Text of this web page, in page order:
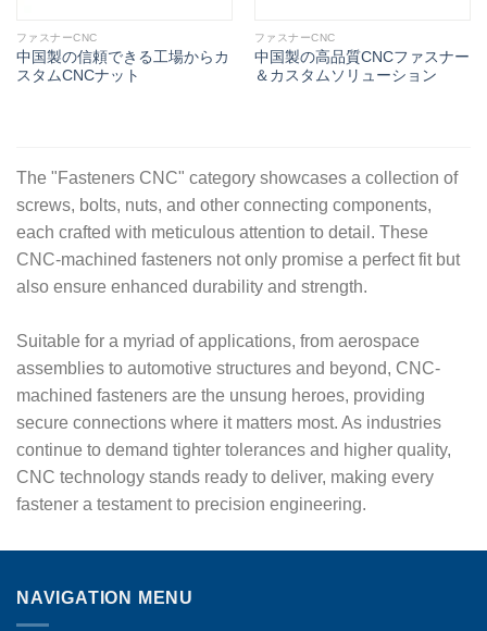
ファスナーCNC
中国製の信頼できる工場からカ
スタムCNCナット
ファスナーCNC
中国製の高品質CNCファスナー
＆カスタムソリューション
The "Fasteners CNC" category showcases a collection of
screws, bolts, nuts, and other connecting components,
each crafted with meticulous attention to detail. These
CNC-machined fasteners not only promise a perfect fit but
also ensure enhanced durability and strength.
Suitable for a myriad of applications, from aerospace
assemblies to automotive structures and beyond, CNC-
machined fasteners are the unsung heroes, providing
secure connections where it matters most. As industries
continue to demand tighter tolerances and higher quality,
CNC technology stands ready to deliver, making every
fastener a testament to precision engineering.
NAVIGATION MENU